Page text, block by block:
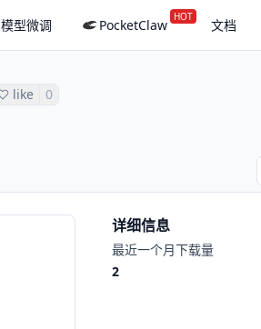
模型微调 PocketClaw HOT 文档
like 0
详细信息
最近一个月下载量
2